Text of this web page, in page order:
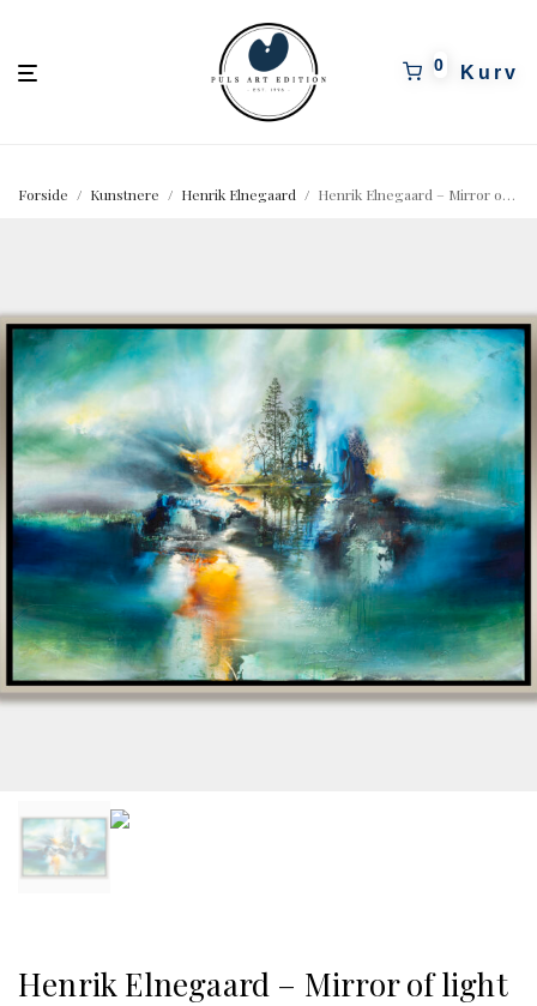
0
Forside / Kunstnere / Henrik Elnegaard / Henrik Elnegaard – Mirror of light
Henrik Elnegaard – Mirror of light